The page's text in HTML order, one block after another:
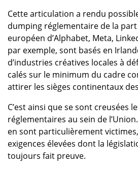
Cette articulation a rendu
dumping réglementaire de la part
européen d’Alphabet, Meta,
par exemple, sont basés en
d’industries créatives locales à
calés sur le minimum du cadre
attirer les sièges continentaux
C’est ainsi que se sont creusées
réglementaires au sein de
en sont particulièrement
exigences élevées dont la
toujours fait preuve.